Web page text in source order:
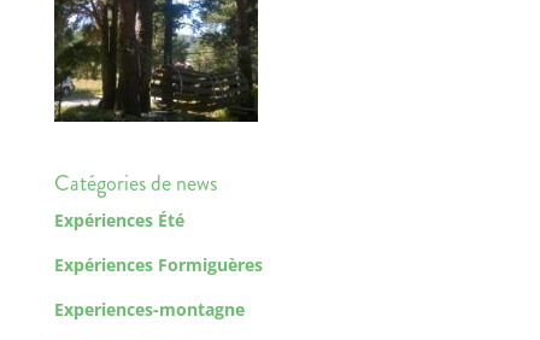
Catégories de news
Expériences Été
Expériences Formiguères
Experiences-montagne